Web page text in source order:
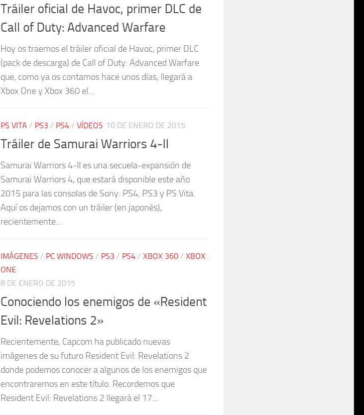
Tráiler oficial de Havoc, primer DLC de
Call of Duty: Advanced Warfare
Hoy os traemos el tráiler oficial de Havoc, primer DLC
(pack de descarga) de Call of Duty: Advanced Warfare
que, como ya os contamos hace unos días, llegará a
Xbox One y Xbox 360 el...
PS VITA / PS3 / PS4 / VÍDEOS 10 DE ENERO DE 2015
Tráiler de Samurai Warriors 4-II
Samurai Warriors 4-II es una secuela-expansión de
Samurai Warriors 4, que estará disponible este año
2015 para las consolas de Sony: PS4, PS3 y PS Vita.
Aquí os dejamos con un tráiler (en japonés),
recientemente...
IMÁGENES / PC WINDOWS / PS3 / PS4 / XBOX 360 / XBOX
ONE
8 DE ENERO DE 2015
Conociendo los enemigos de «Resident
Evil: Revelations 2»
Recientemente, Capcom ha publicado nuevas
imágenes de su futuro Resident Evil: Revelations 2
donde podemos conocer a algunos de los enemigos que
encontraremos en este título. Recordemos que
Resident Evil: Revelations 2 llegará el 17...